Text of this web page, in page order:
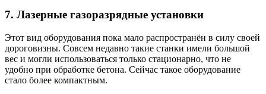
7. Лазерные газоразрядные установки
Этот вид оборудования пока мало распространён в силу своей
дороговизны. Совсем недавно такие станки имели большой
вес и могли использоваться только стационарно, что не
удобно при обработке бетона. Сейчас такое оборудование
стало более компактным.